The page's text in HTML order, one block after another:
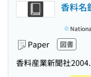
香料名
Paper 図書
香料産業新聞社